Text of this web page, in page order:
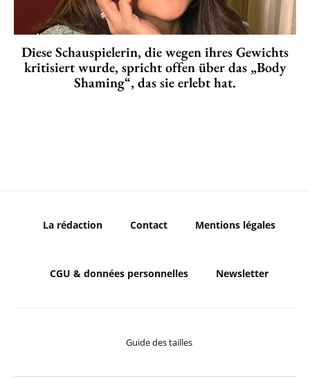
Diese Schauspielerin, die wegen ihres Gewichts
kritisiert wurde, spricht offen über das „Body
Shaming“, das sie erlebt hat.
La rédaction Contact Mentions légales
CGU & données personnelles Newsletter
Guide des tailles